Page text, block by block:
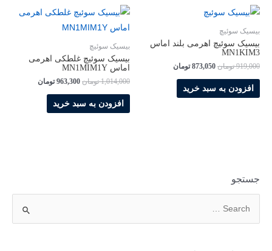
جستجو
بیسیک سوئیچ
بیسیک سوئیچ اهرمی بلند اماس
MN1KIM3
919,000 تومان 873,050 تومان
افزودن به سبد خرید
بیسیک سوئیچ
بیسیک سوئیچ غلطکی اهرمی
اماس MN1MIM1Y
1,014,000 تومان 963,300 تومان
افزودن به سبد خرید